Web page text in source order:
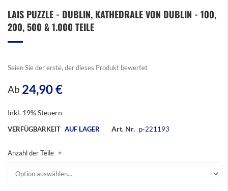
Anfang
der
LAIS PUZZLE - DUBLIN, KATHEDRALE VON DUBLIN - 100,
200, 500 & 1.000 TEILE
Seien Sie der erste, der dieses Produkt bewertet
Ab 24,90 €
Inkl. 19% Steuern
VERFÜGBARKEIT AUF LAGER Art. Nr. p-221193
Anzahl der Teile